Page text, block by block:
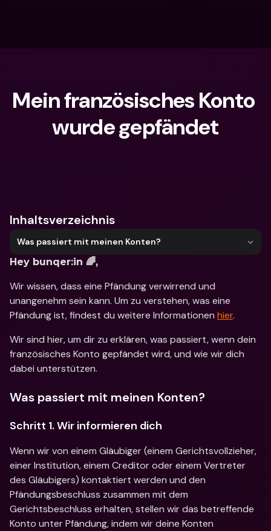
Mein französisches Konto
wurde gepfändet
Inhaltsverzeichnis
Was passiert mit meinen Konten?
Hey bunqer:in 🌈,
Wir wissen, dass eine Pfändung verwirrend und
unangenehm sein kann. Um zu verstehen, was eine
Pfändung ist, findest du weitere Informationen hier.
Wir sind hier, um dir zu erklären, was passiert, wenn dein
französisches Konto gepfändet wird, und wie wir dich
dabei unterstützen.
Was passiert mit meinen Konten?
Schritt 1. Wir informieren dich
Wenn wir von einem Gläubiger (einem Gerichtsvollzieher,
einer Institution, einem Creditor oder einem Vertreter
des Gläubigers) kontaktiert werden und den
Pfändungsbeschluss zusammen mit dem
Gerichtsbeschluss erhalten, stellen wir das betreffende
Konto unter Pfändung, indem wir deine Konten